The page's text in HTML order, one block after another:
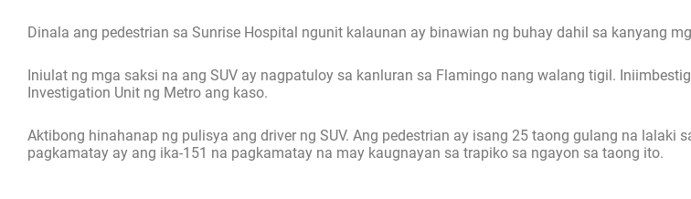
Dinala ang pedestrian sa Sunrise Hospital ngunit kalaunan ay binawian ng buhay dahil sa kanyang
Iniulat ng mga saksi na ang SUV ay nagpatuloy sa kanluran sa Flamingo nang walang tigil.
Investigation Unit ng Metro ang kaso.
Aktibong hinahanap ng pulisya ang driver ng SUV. Ang pedestrian ay isang 25 taong gulang na lalaki
pagkamatay ay ang ika-151 na pagkamatay na may kaugnayan sa trapiko sa ngayon sa taong ito.